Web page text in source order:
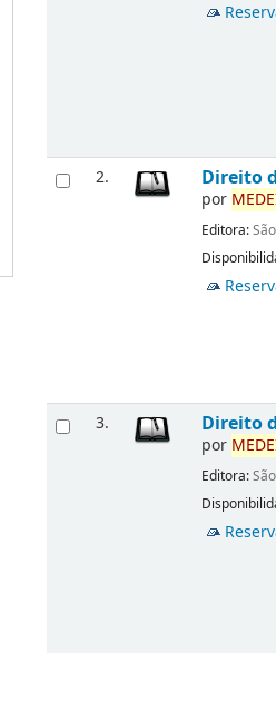
2. Direito
por MEDE
Editora:
3. Direito
por MEDE
Editora: